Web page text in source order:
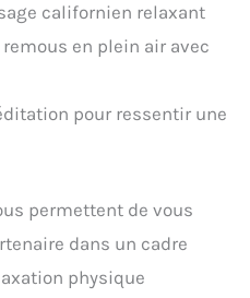
californien relaxant
remous en plein air avec
pour ressentir une
permettent de vous
dans un cadre
physique